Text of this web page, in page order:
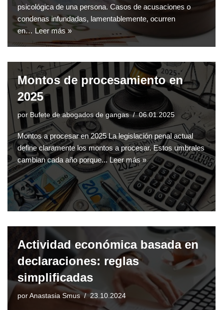
psicológica de una persona. Casos de acusaciones o
condenas infundadas, lamentablemente, ocurren
en… Leer más »
Montos de procesamiento en
2025
por Bufete de abogados de gangas 06.01.2025
Montos a procesar en 2025 La legislación penal actual
define claramente los montos a procesar. Estos umbrales
cambian cada año porque...Leer más »
Actividad económica basada en
declaraciones: reglas
simplificadas
por Anastasia Smus 23.10.2024